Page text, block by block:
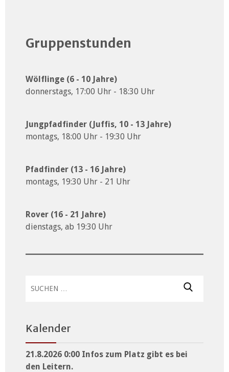
Gruppenstunden
Wölflinge (6 - 10 Jahre)
donnerstags, 17:00 Uhr - 18:30 Uhr
Jungpfadfinder (Juffis, 10 - 13 Jahre)
montags, 18:00 Uhr - 19:30 Uhr
Pfadfinder (13 - 16 Jahre)
montags, 19:30 Uhr - 21 Uhr
Rover (16 - 21 Jahre)
dienstags, ab 19:30 Uhr
nach:
Kalender
21.8.2026 0:00 Infos zum Platz gibt es bei
den Leitern.